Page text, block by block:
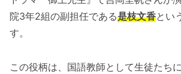
院3年2組の副担任である是枝文香とい
す。
この役柄は、国語教師として生徒たち